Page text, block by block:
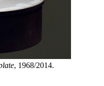
, 1968/2014.